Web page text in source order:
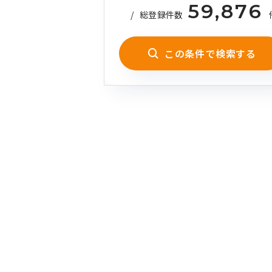
/ 総登録件数 59,876
この条件で検索する